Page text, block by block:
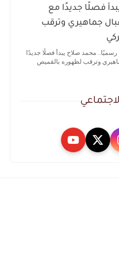
فصلًا جديدًا مع
جماهيري وترقب
محمد صلاح يبدأ فصلًا جديدًا
وترقب لظهوره بالقميص